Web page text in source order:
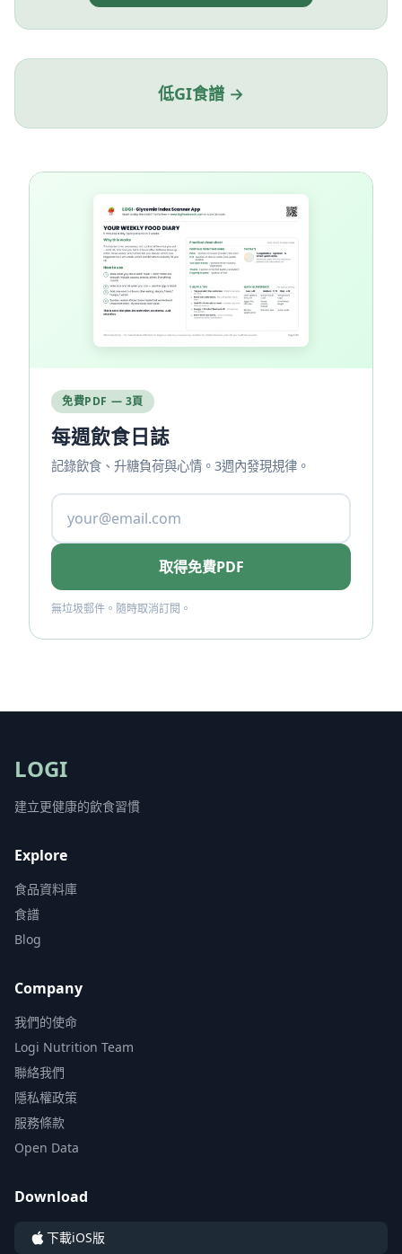
低GI食譜 →
免費PDF — 3頁
每週飲食日誌
記錄飲食、升糖負荷與心情。3週內發現規律。
取得免費PDF
無垃圾郵件。隨時取消訂閱。
LOGI
建立更健康的飲食習慣
Explore
食品資料庫
食譜
Blog
Company
我們的使命
Logi Nutrition Team
聯絡我們
隱私權政策
服務條款
Open Data
Download
下載iOS版